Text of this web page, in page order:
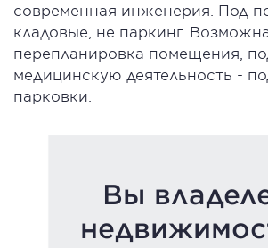
современная инженерия. Под
кладовые, не паркинг.
перепланировка помещения,
медицинскую деятельность -
парковки.
Вы